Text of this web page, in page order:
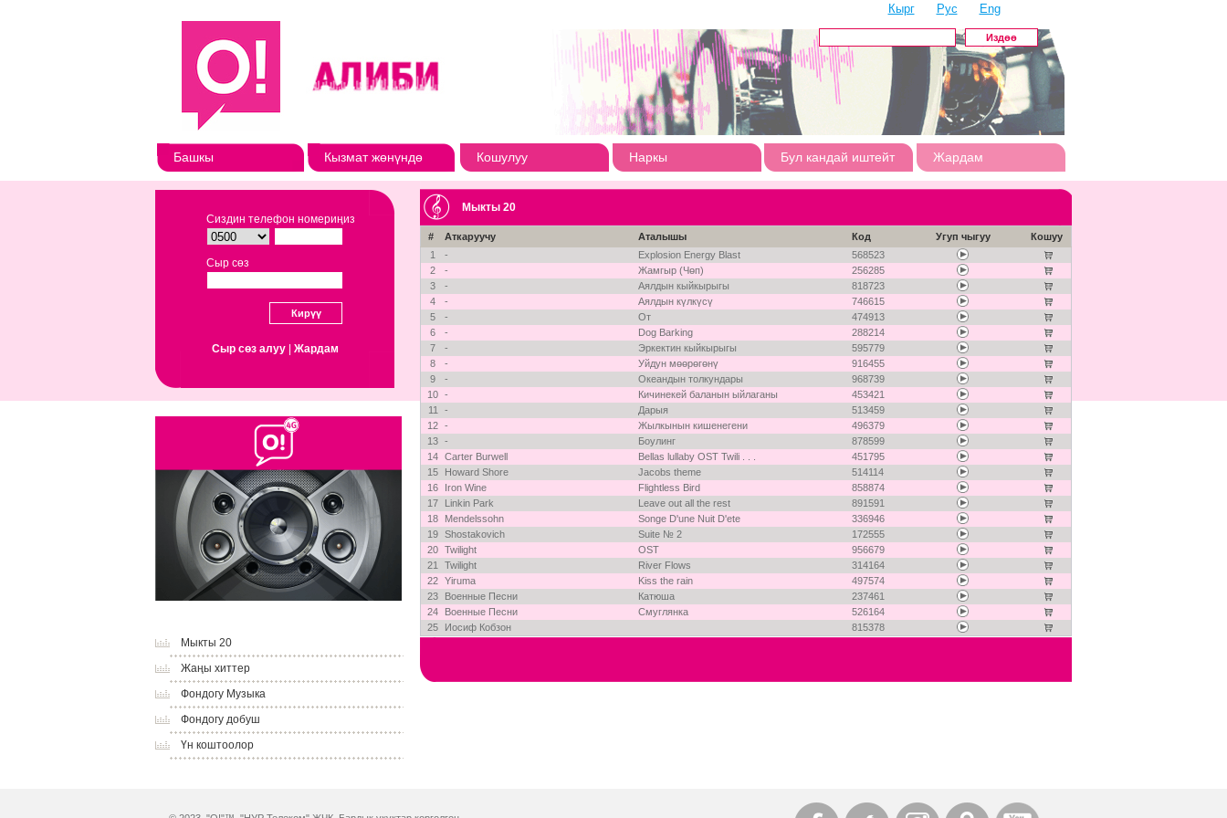
Кырг Рус Eng
Башкы Кызмат жөнүндө Кошулуу Наркы Бул кандай иштейт Жардам
Сиздин телефон номериңиз
Сыр сөз
Сыр сөз алуу| Жардам
Мыкты 20
Жаңы хиттер
Фондогу Музыка
Фондогу добуш
Үн коштоолор
Мыкты 20
# Аткаруучу Аталышы Код Угуп чыгуу
Кошуу
1
- Explosion Energy Blast
568523
2
- Жамгыр (Чөп)
256285
3
- Аялдын кыйкырыгы
818723
4
- Аялдын күлкүсү
746615
5
- От
474913
6
- Dog Barking
288214
7
- Эркектин кыйкырыгы
595779
8
- Уйдун мөөрөгөнү
916455
9
- Океандын толкундары
968739
10 - Кичинекей баланын ыйлаганы
453421
11
- Дарыя
513459
12 - Жылкынын кишенегени
496379
13 - Боулинг
878599
14 Carter Burwell Bellas lullaby OST Twili . . .
451795
15
Howard Shore Jacobs theme
514114
16
Iron Wine Flightless Bird
858874
17
Linkin Park Leave out all the rest
891591
18
Mendelssohn Songe D'une Nuit D'ete
336946
19 Shostakovich Suite № 2
172555
20 Twilight OST
956679
21
Twilight River Flows
314164
22 Yiruma Kiss the rain
497574
23
Военные Песни Катюша
237461
24
Военные Песни Смуглянка
526164
25
Иосиф Кобзон 815378